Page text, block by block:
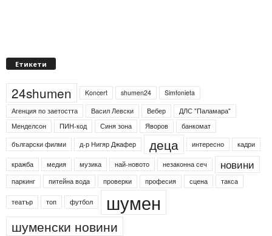
Етикети
24shumen Koncert shumen24
Simfonieta
Агенция по заетостта
Васил Левски Вебер
ДЛС "Паламара"
Менделсон
ПИН-код Синя зона Яворов
банкомат
български филми
д-р Нигяр Джафер деца интересно кадри
кражба медия музика най-новото незаконна сеч новини
паркинг питейна вода проверки професия сцена такса
театър топ футбол шумен
шуменски новини